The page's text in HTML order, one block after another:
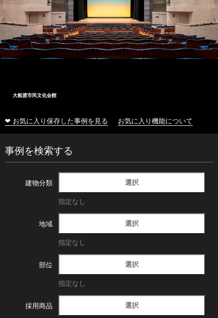
大船渡市民文化会館
❤ お気に入り保存した事例を見る お気に入り機能について
事例を検索する
建物分類 選択
指定なし
地域 選択
指定なし
部位 選択
指定なし
採用商品 選択